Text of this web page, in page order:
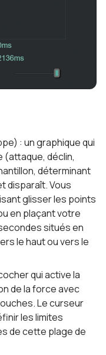
: un graphique qui
(attaque, déclin,
déterminant
disparaît. Vous
glisser les points
en plaçant votre
situés en
le haut ou vers le
qui active la
de la force avec
Le curseur
les limites
de cette plage de